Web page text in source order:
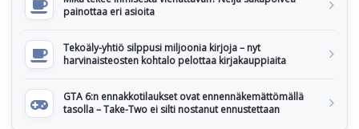
painottaa eri asioita
Tekoäly-yhtiö silppusi miljoonia kirjoja – nyt
harvinaisteosten kohtalo pelottaa kirjakauppiaita
GTA 6:n ennakkotilaukset ovat ennennäkemättömällä
tasolla – Take-Two ei silti nostanut ennustettaan